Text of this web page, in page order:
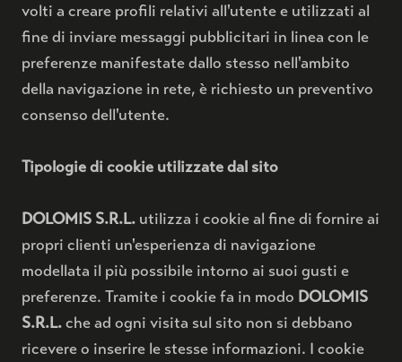
volti a creare profili relativi all'utente e utilizzati al
fine di inviare messaggi pubblicitari in linea con le
preferenze manifestate dallo stesso nell'ambito
della navigazione in rete, è richiesto un preventivo
consenso dell'utente.
Tipologie di cookie utilizzate dal sito
DOLOMIS S.R.L. utilizza i cookie al fine di fornire ai
propri clienti un'esperienza di navigazione
modellata il più possibile intorno ai suoi gusti e
preferenze. Tramite i cookie fa in modo DOLOMIS
S.R.L.che ad ogni visita sul sito non si debbano
ricevere o inserire le stesse informazioni. I cookie